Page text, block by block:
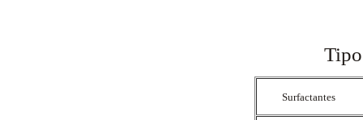
Surfactantes